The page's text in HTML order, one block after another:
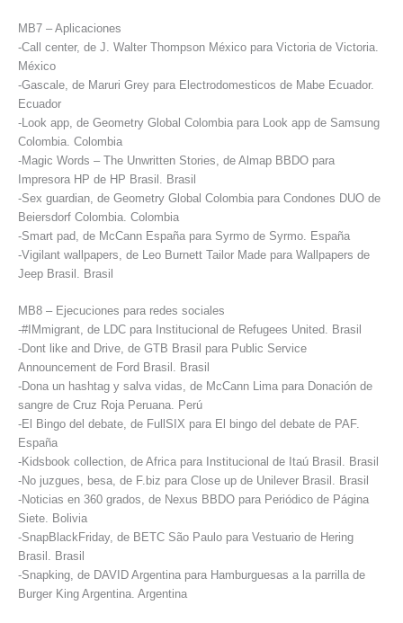
MB7 – Aplicaciones
-Call center, de J. Walter Thompson México para Victoria de Victoria.
México
-Gascale, de Maruri Grey para Electrodomesticos de Mabe Ecuador.
Ecuador
-Look app, de Geometry Global Colombia para Look app de Samsung
Colombia. Colombia
-Magic Words – The Unwritten Stories, de Almap BBDO para
Impresora HP de HP Brasil. Brasil
-Sex guardian, de Geometry Global Colombia para Condones DUO de
Beiersdorf Colombia. Colombia
-Smart pad, de McCann España para Syrmo de Syrmo. España
-Vigilant wallpapers, de Leo Burnett Tailor Made para Wallpapers de
Jeep Brasil. Brasil
MB8 – Ejecuciones para redes sociales
-#IMmigrant, de LDC para Institucional de Refugees United. Brasil
-Dont like and Drive, de GTB Brasil para Public Service
Announcement de Ford Brasil. Brasil
-Dona un hashtag y salva vidas, de McCann Lima para Donación de
sangre de Cruz Roja Peruana. Perú
-El Bingo del debate, de FullSIX para El bingo del debate de PAF.
España
-Kidsbook collection, de Africa para Institucional de Itaú Brasil. Brasil
-No juzgues, besa, de F.biz para Close up de Unilever Brasil. Brasil
-Noticias en 360 grados, de Nexus BBDO para Periódico de Página
Siete. Bolivia
-SnapBlackFriday, de BETC São Paulo para Vestuario de Hering
Brasil. Brasil
-Snapking, de DAVID Argentina para Hamburguesas a la parrilla de
Burger King Argentina. Argentina